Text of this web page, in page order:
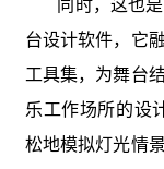
同时，这也
台设计软件，它
工具集，为舞台
乐工作场所的设
松地模拟灯光情